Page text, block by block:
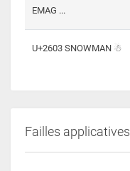
EMAG ...
U+2603 SNOWMAN ☃
Failles applicatives